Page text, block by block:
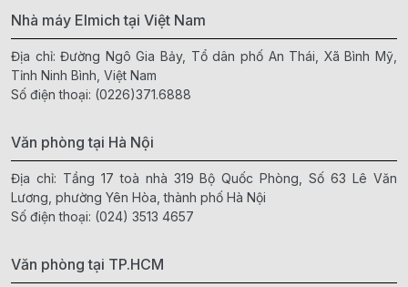
Nhà máy Elmich tại Việt Nam
Địa chỉ: Đường Ngô Gia Bảy, Tổ dân phố An Thái, Xã Bình Mỹ,
Tỉnh Ninh Bình, Việt Nam
Số điện thoại: (0226)371.6888
Văn phòng tại Hà Nội
Địa chỉ: Tầng 17 toà nhà 319 Bộ Quốc Phòng, Số 63 Lê Văn
Lương, phường Yên Hòa, thành phố Hà Nội
Số điện thoại: (024) 3513 4657
Văn phòng tại TP.HCM